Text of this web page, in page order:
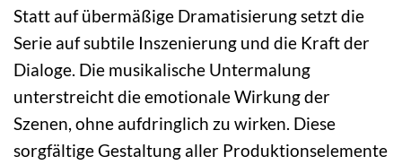
Statt auf übermäßige Dramatisierung setzt die
Serie auf subtile Inszenierung und die Kraft der
Dialoge. Die musikalische Untermalung
unterstreicht die emotionale Wirkung der
Szenen, ohne aufdringlich zu wirken. Diese
sorgfältige Gestaltung aller Produktionselemente